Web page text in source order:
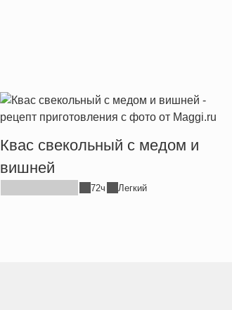
Квас свекольный с медом и
вишней
72ч Легкий